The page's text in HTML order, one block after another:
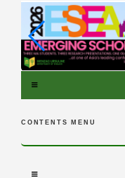
CONTENTS MENU